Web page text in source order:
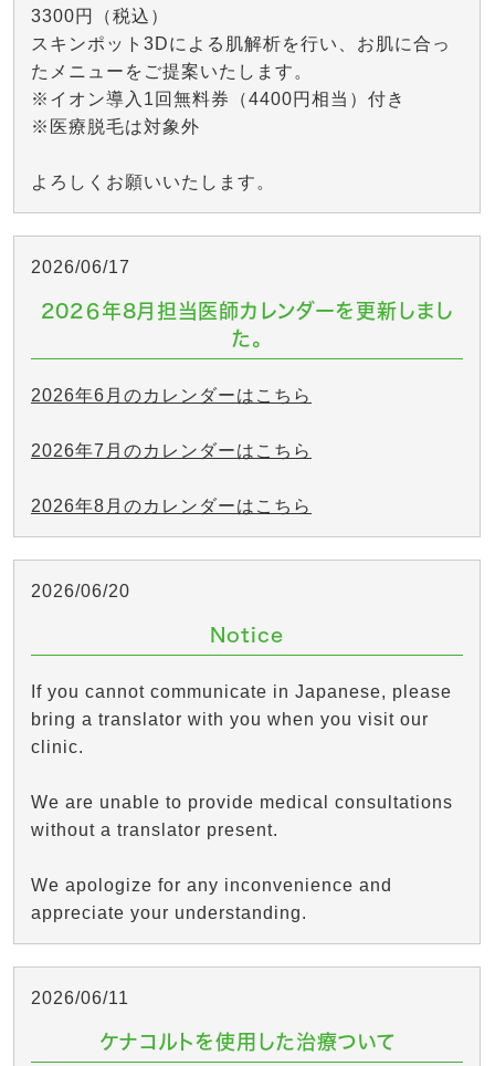
3300円（税込）
スキンポット3Dによる肌解析を行い、お肌に合っ
たメニューをご提案いたします。
※イオン導入1回無料券（4400円相当）付き
※医療脱毛は対象外
よろしくお願いいたします。
2026/06/17
202６年8月担当医師カレンダーを更新しまし
た。
2026年6月のカレンダーはこちら
2026年7月のカレンダーはこちら
2026年8月のカレンダーはこちら
2026/06/20
Notice
If you cannot communicate in Japanese, please
bring a translator with you when you visit our
clinic.
We are unable to provide medical consultations
without a translator present.
We apologize for any inconvenience and
appreciate your understanding.
2026/06/11
ケナコルトを使用した治療ついて